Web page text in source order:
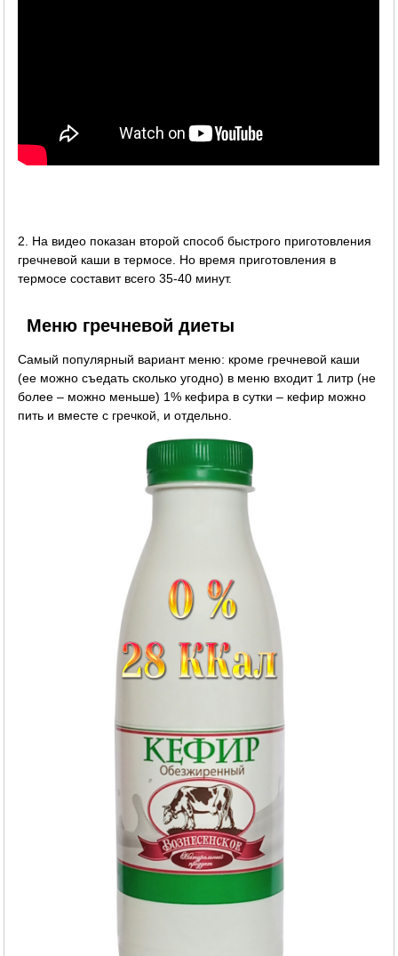
2. На видео показан второй способ быстрого приготовления
гречневой каши в термосе. Но время приготовления в
термосе составит всего 35-40 минут.
Меню гречневой диеты
Самый популярный вариант меню: кроме гречневой каши
(ее можно съедать сколько угодно) в меню входит 1 литр (не
более – можно меньше) 1% кефира в сутки – кефир можно
пить и вместе с гречкой, и отдельно.